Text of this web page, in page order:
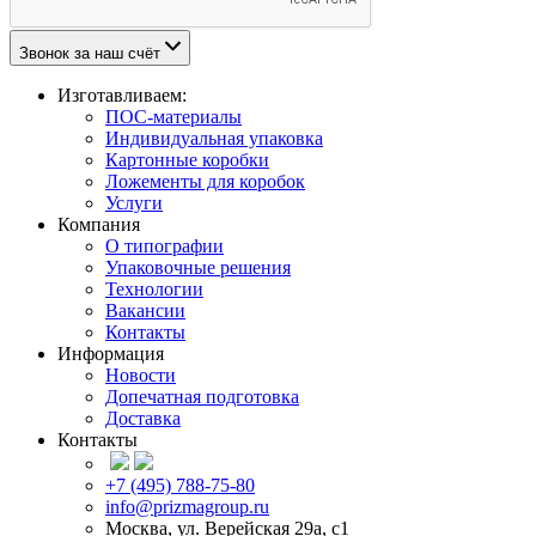
Звонок за наш счёт
Изготавливаем:
ПОС-материалы
Индивидуальная упаковка
Картонные коробки
Ложементы для коробок
Услуги
Компания
О типографии
Упаковочные решения
Технологии
Вакансии
Контакты
Информация
Новости
Допечатная подготовка
Доставка
Контакты
+7 (495) 788-75-80
info@prizmagroup.ru
Москва, ул. Верейская 29а, с1